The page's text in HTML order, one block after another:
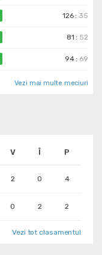
126 : 35
81 : 52
94 : 69
Vezi mai multe meciuri
V Î P
2 0 4
0 2 2
Vezi tot clasamentul